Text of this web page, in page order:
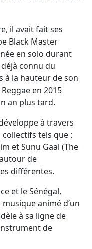
il avait fait ses
Black Master
en solo durant
connu du
à la hauteur de son
en 2015
an plus tard.
à travers
tels que :
et Sunu Gaal (The
de
différentes.
et le Sénégal,
animé d’un
à sa ligne de
de